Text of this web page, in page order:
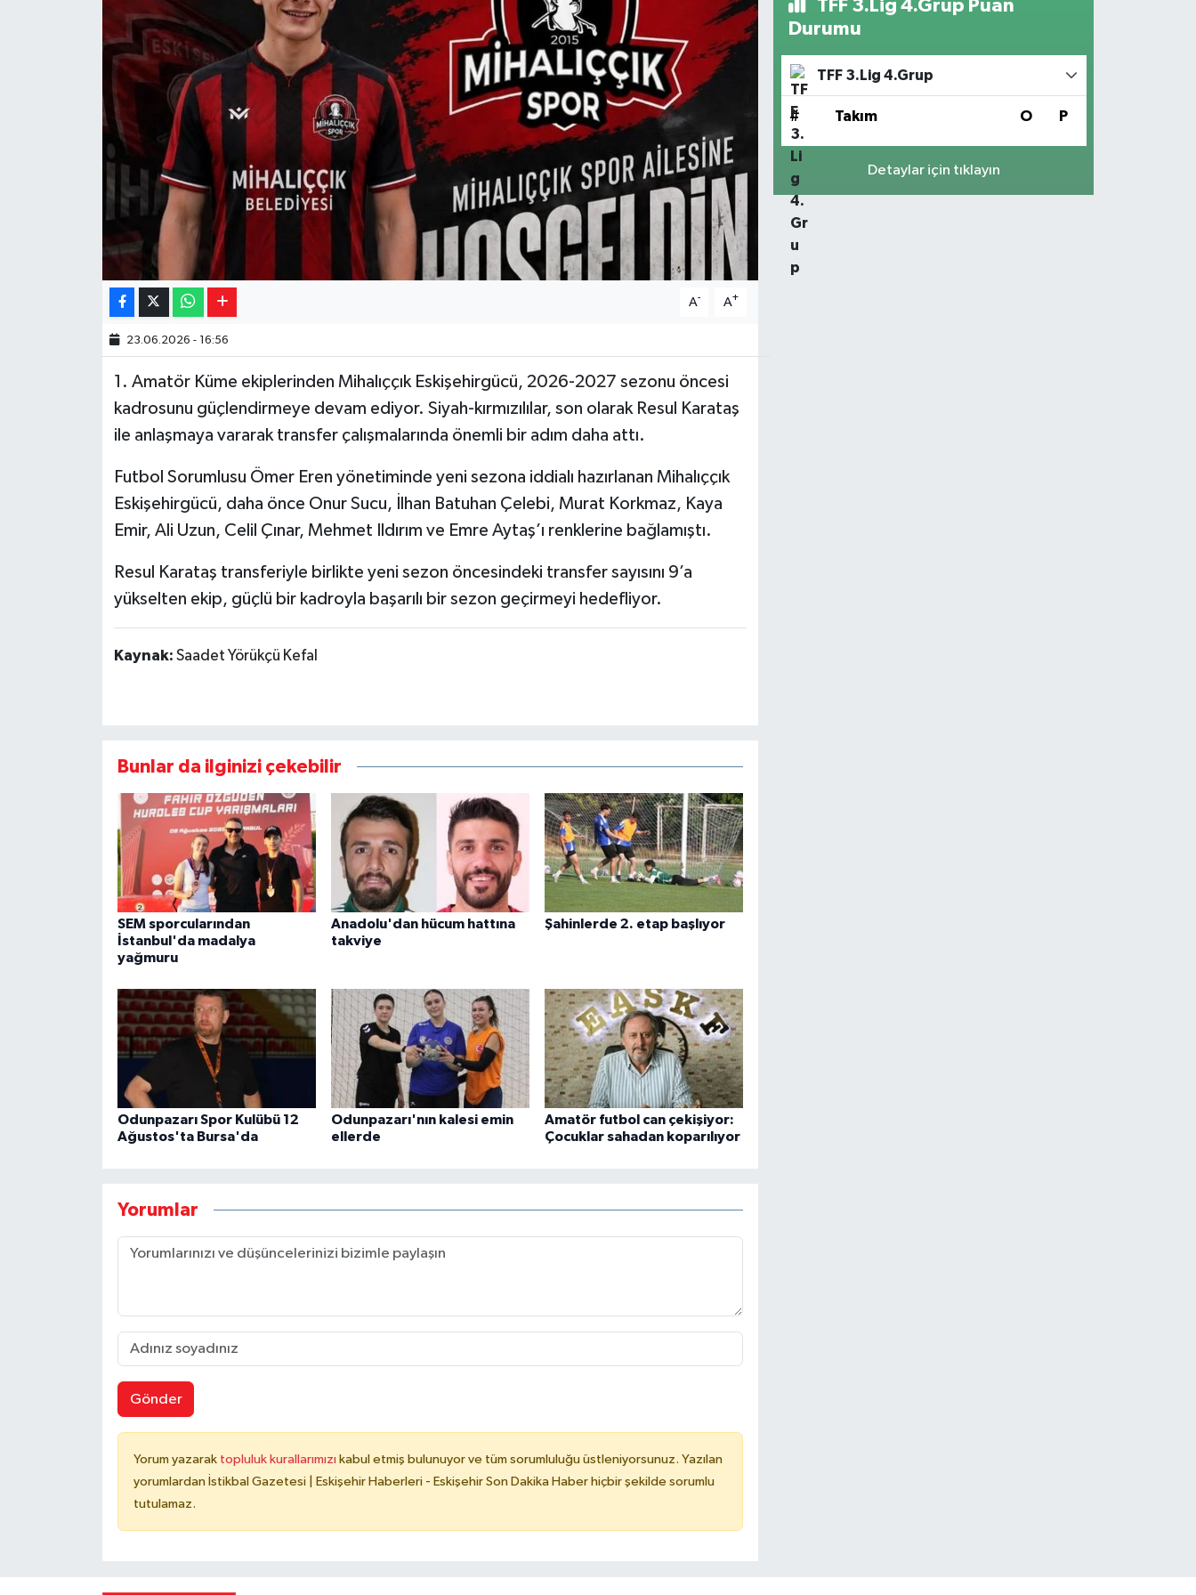
A- A+
23.06.2026 - 16:56
1. Amatör Küme ekiplerinden Mihalıççık Eskişehirgücü, 2026-2027 sezonu öncesi
kadrosunu güçlendirmeye devam ediyor. Siyah-kırmızılılar, son olarak Resul Karataş
ile anlaşmaya vararak transfer çalışmalarında önemli bir adım daha attı.
Futbol Sorumlusu Ömer Eren yönetiminde yeni sezona iddialı hazırlanan Mihalıççık
Eskişehirgücü, daha önce Onur Sucu, İlhan Batuhan Çelebi, Murat Korkmaz, Kaya
Emir, Ali Uzun, Celil Çınar, Mehmet Ildırım ve Emre Aytaş’ı renklerine bağlamıştı.
Resul Karataş transferiyle birlikte yeni sezon öncesindeki transfer sayısını 9’a
yükselten ekip, güçlü bir kadroyla başarılı bir sezon geçirmeyi hedefliyor.
Kaynak: Saadet Yörükçü Kefal
Bunlar da ilginizi çekebilir
SEM sporcularından
İstanbul'da madalya
yağmuru
Anadolu'dan hücum hattına
takviye
Şahinlerde 2. etap başlıyor
Odunpazarı Spor Kulübü 12
Ağustos'ta Bursa'da
Odunpazarı'nın kalesi emin
ellerde
Amatör futbol can çekişiyor:
Çocuklar sahadan koparılıyor
Yorumlar
Gönder
Yorum yazarak topluluk kurallarımızı kabul etmiş bulunuyor ve tüm sorumluluğu üstleniyorsunuz. Yazılan
yorumlardan İstikbal Gazetesi | Eskişehir Haberleri - Eskişehir Son Dakika Haber hiçbir şekilde sorumlu
tutulamaz.
TFF 3.Lig 4.Grup Puan
Durumu
TFF 3.Lig 4.Grup
# Takım O P
Detaylar için tıklayın
Resmi ilanlar